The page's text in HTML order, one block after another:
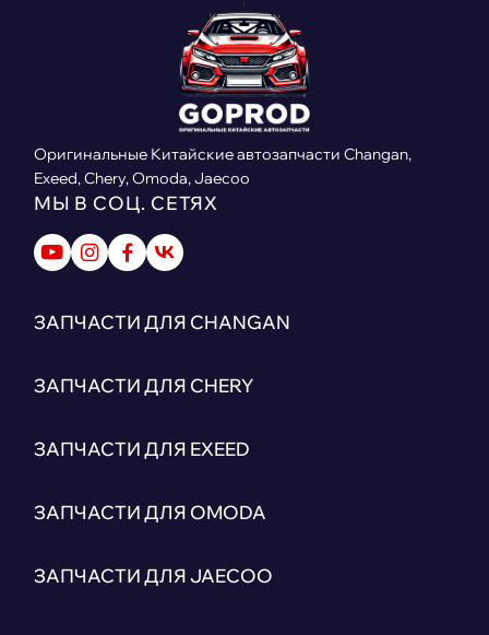
Оригинальные Китайские автозапчасти Changan,
Exeed, Chery, Omoda, Jaecoo
МЫ В СОЦ. СЕТЯХ
ЗАПЧАСТИ ДЛЯ CHANGAN
ЗАПЧАСТИ ДЛЯ CHERY
ЗАПЧАСТИ ДЛЯ EXEED
ЗАПЧАСТИ ДЛЯ OMODA
ЗАПЧАСТИ ДЛЯ JAECOO